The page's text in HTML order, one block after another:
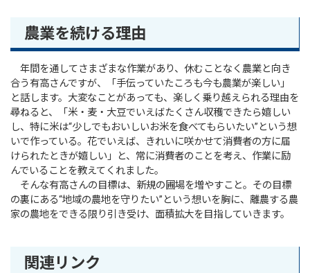
農業を続ける理由
年間を通してさまざまな作業があり、休むことなく農業と向き
合う有高さんですが、「手伝っていたころも今も農業が楽しい」
と話します。大変なことがあっても、楽しく乗り越えられる理由を
尋ねると、「米・麦・大豆でいえばたくさん収穫できたら嬉しい
し、特に米は“少しでもおいしいお米を食べてもらいたい”という想
いで作っている。花でいえば、きれいに咲かせて消費者の方に届
けられたときが嬉しい」と、常に消費者のことを考え、作業に励
んでいることを教えてくれました。
そんな有高さんの目標は、新規の圃場を増やすこと。その目標
の裏にある“地域の農地を守りたい”という想いを胸に、離農する農
家の農地をできる限り引き受け、面積拡大を目指していきます。
関連リンク